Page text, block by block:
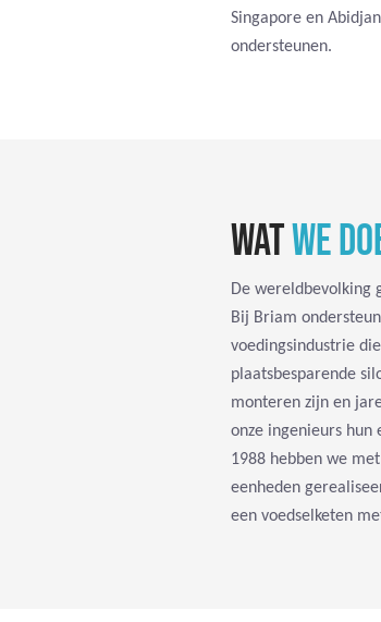
Singapore en
ondersteunen.
WATWE
De wereldbevolking
Bij Briam
voedingsindustrie
plaatsbesparende
monteren zijn en
onze ingenieurs hun
1988 hebben we
eenheden
een voedselketen